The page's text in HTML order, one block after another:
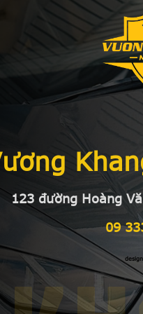
123 đường Hoàng
09